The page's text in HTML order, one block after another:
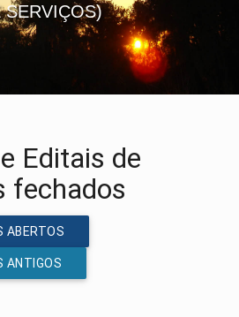
SERVIÇOS)
Editais de
fechados
ABERTOS
ANTIGOS